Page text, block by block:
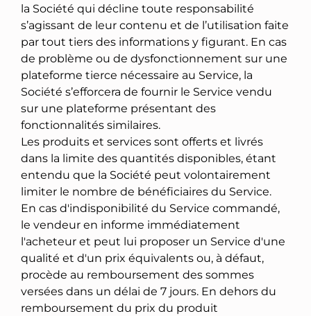
la Société qui décline toute responsabilité
s’agissant de leur contenu et de l’utilisation faite
par tout tiers des informations y figurant. En cas
de problème ou de dysfonctionnement sur une
plateforme tierce nécessaire au Service, la
Société s’efforcera de fournir le Service vendu
sur une plateforme présentant des
fonctionnalités similaires.
Les produits et services sont offerts et livrés
dans la limite des quantités disponibles, étant
entendu que la Société peut volontairement
limiter le nombre de bénéficiaires du Service.
En cas d'indisponibilité du Service commandé,
le vendeur en informe immédiatement
l'acheteur et peut lui proposer un Service d'une
qualité et d'un prix équivalents ou, à défaut,
procède au remboursement des sommes
versées dans un délai de 7 jours. En dehors du
remboursement du prix du produit